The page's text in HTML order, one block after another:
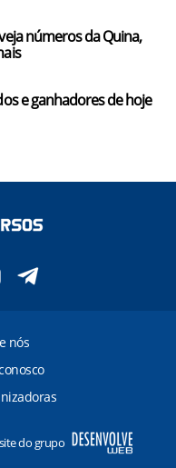
números da Quina,
e ganhadores de hoje
nós
do grupo